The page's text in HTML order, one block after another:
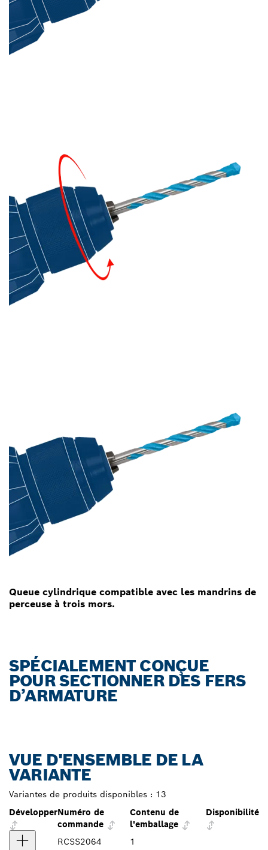
Queue cylindrique compatible avec les mandrins de
perceuse à trois mors.
SPÉCIALEMENT CONÇUE
POUR SECTIONNER DES FERS
D’ARMATURE
VUE D'ENSEMBLE DE LA
VARIANTE
Variantes de produits disponibles : 13
DévelopperNuméro de
commande
Contenu de
l'emballage
Disponibilité
RCSS2064 1